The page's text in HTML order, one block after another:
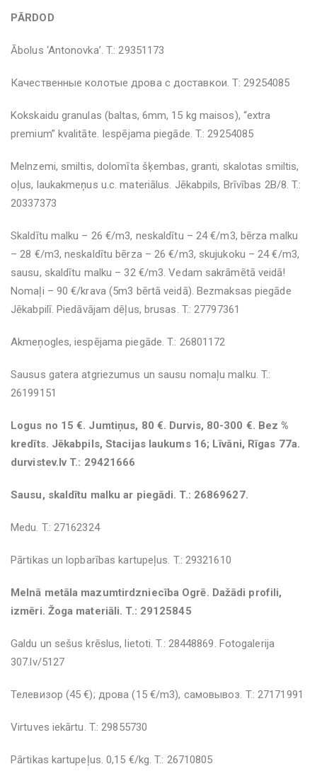
PĀRDOD
Ābolus ‘Antonovka’. T.: 29351173
Качественные колотые дрова с доставкои. T: 29254085
Kokskaidu granulas (baltas, 6mm, 15 kg maisos), “extra
premium” kvalitāte. Iespējama piegāde. T.: 29254085
Melnzemi, smiltis, dolomīta šķembas, granti, skalotas smiltis,
oļus, laukakmeņus u.c. materiālus. Jēkabpils, Brīvības 2B/8. T.:
20337373
Skaldītu malku – 26 €/m3, neskaldītu – 24 €/m3, bērza malku
– 28 €/m3, neskaldītu bērza – 26 €/m3, skujukoku – 24 €/m3,
sausu, skaldītu malku – 32 €/m3. Vedam sakrāmētā veidā!
Nomaļi – 90 €/krava (5m3 bērtā veidā). Bezmaksas piegāde
Jēkabpilī. Piedāvājam dēļus, brusas. T.: 27797361
Akmeņogles, iespējama piegāde. T.: 26801172
Sausus gatera atgriezumus un sausu nomaļu malku. T.:
26199151
Logus no 15 €. Jumtiņus, 80 €. Durvis, 80-300 €. Bez %
kredīts. Jēkabpils, Stacijas laukums 16; Līvāni, Rīgas 77a.
durvistev.lv T.: 29421666
Sausu, skaldītu malku ar piegādi. T.: 26869627.
Medu. T.: 27162324
Pārtikas un lopbarības kartupeļus. T.: 29321610
Melnā metāla mazumtirdzniecība Ogrē. Dažādi profili,
izmēri. Žoga materiāli. T.: 29125845
Galdu un sešus krēslus, lietoti. T.: 28448869. Fotogalerija
307.lv/5127
Телевизор (45 €); дрова (15 €/m3), самовывоз. T.: 27171991
Virtuves iekārtu. T.: 29855730
Pārtikas kartupeļus. 0,15 €/kg. T.: 26710805